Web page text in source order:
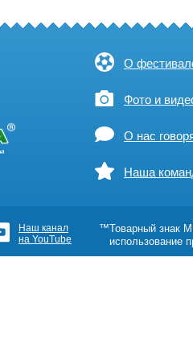
О
Фото и
О нас
Наша
Наш канал
на YouTube
™Товарный знак
использование